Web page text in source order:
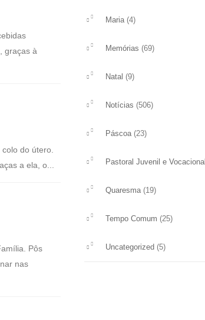
graças à
do útero.
a ela, o...
Pôs
nas
Maria(4)
Memórias (69)
Natal (9)
Notícias (506)
Páscoa(23)
Pastoral Juvenil e Vocacional
Quaresma(19)
Tempo Comum (25)
Uncategorized (5)